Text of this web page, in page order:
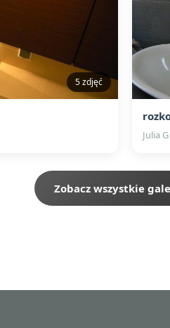
5 zdjęć
Julia
Zobacz wszystkie